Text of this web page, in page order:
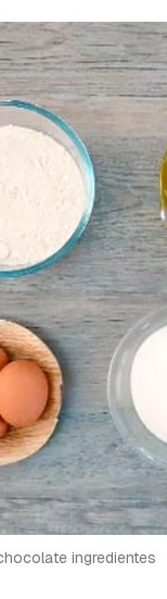
como
guardar como
Cocinatis.
INICIAR
ingredientes
Gracias por